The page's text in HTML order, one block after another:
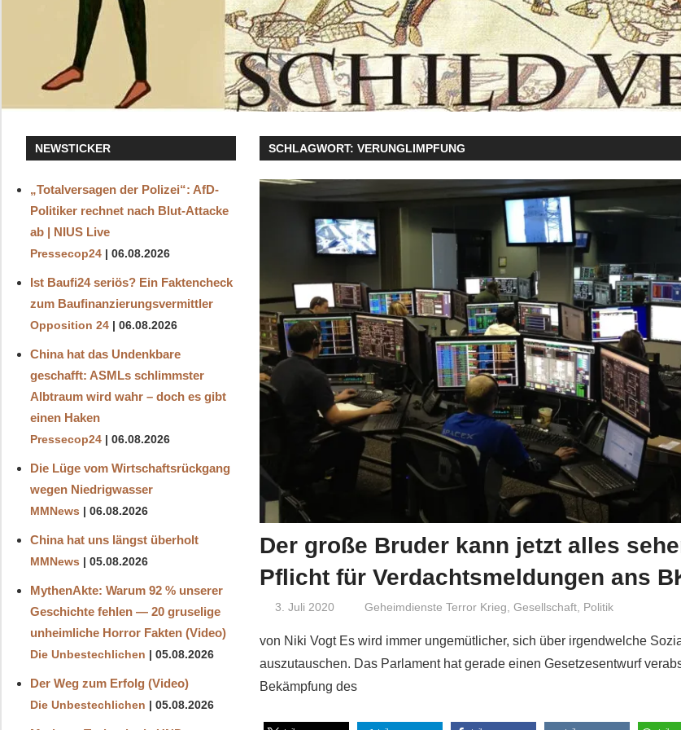
SCHLAGWORT:VERUNGLIMPFUNG
Der große Bruder kann jetzt alles
Pflicht für Verdachtsmeldungen ans
3. Juli 2020 Niki Vogt
Geheimdienste Terror Krieg Gesellschaft, Politik
von Niki Vogt Es wird immer ungemütlicher, sich über irgendwelche
auszutauschen. Das Parlament hat gerade einen Gesetzesentwurf
Bekämpfung des
NEWSTICKER
„Totalversagen der Polizei“: AfD-
Politiker rechnet nach Blut-Attacke
ab | NIUS Live
Pressecop24 06.08.2026
Ist Baufi24 seriös? Ein Faktencheck
zum Baufinanzierungsvermittler
Opposition 24 06.08.2026
China hat das Undenkbare
geschafft: ASMLs schlimmster
Albtraum wird wahr – doch es gibt
einen Haken
Pressecop24 06.08.2026
Die Lüge vom Wirtschaftsrückgang
wegen Niedrigwasser
MMNews 06.08.2026
China hat uns längst überholt
MMNews 05.08.2026
MythenAkte: Warum 92 % unserer
Geschichte fehlen — 20 gruselige
unheimliche Horror Fakten (Video)
Die Unbestechlichen 05.08.2026
Der Weg zum Erfolg (Video)
Die Unbestechlichen 05.08.2026